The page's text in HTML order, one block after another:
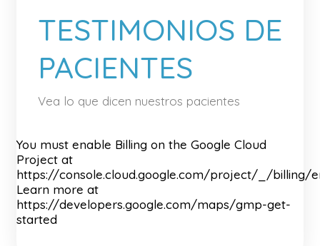
TESTIMONIOS DE
PACIENTES
Vea lo que dicen nuestros pacientes
You must enable Billing on the Google Cloud
Project at
https://console.cloud.google.com/project/_/billing/
Learn more at
https://developers.google.com/maps/gmp-get-
started